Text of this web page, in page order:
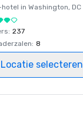
in Washington, DC
: 237
: 8
Locatie selecteren